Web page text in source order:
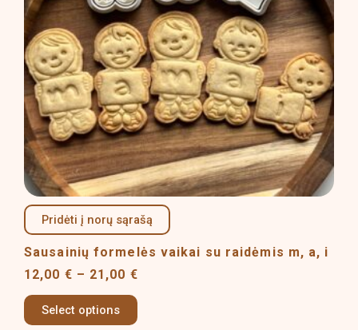
Pridėti į norų sąrašą
Sausainių formelės vaikai su raidėmis m, a, i
12,00 € – 21,00 €
Select options
options
may
be
chosen
on
the
product
page